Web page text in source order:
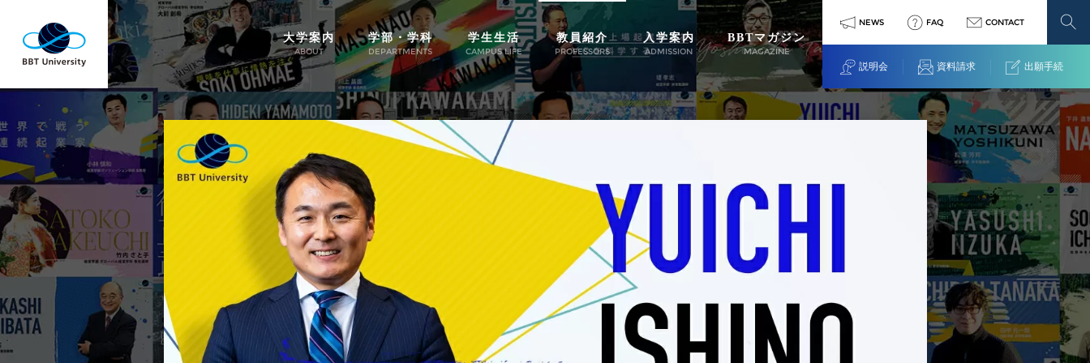
大学案内
ABOUT
学部・学科
DEPARTMENTS
学生生活
CAMPUS LIFE
教員紹介
PROFESSORS
入学案内
ADMISSION
BBTマガジン
MAGAZINE
NEWS FAQ CONTACT
説明会 資料請求 出願手続